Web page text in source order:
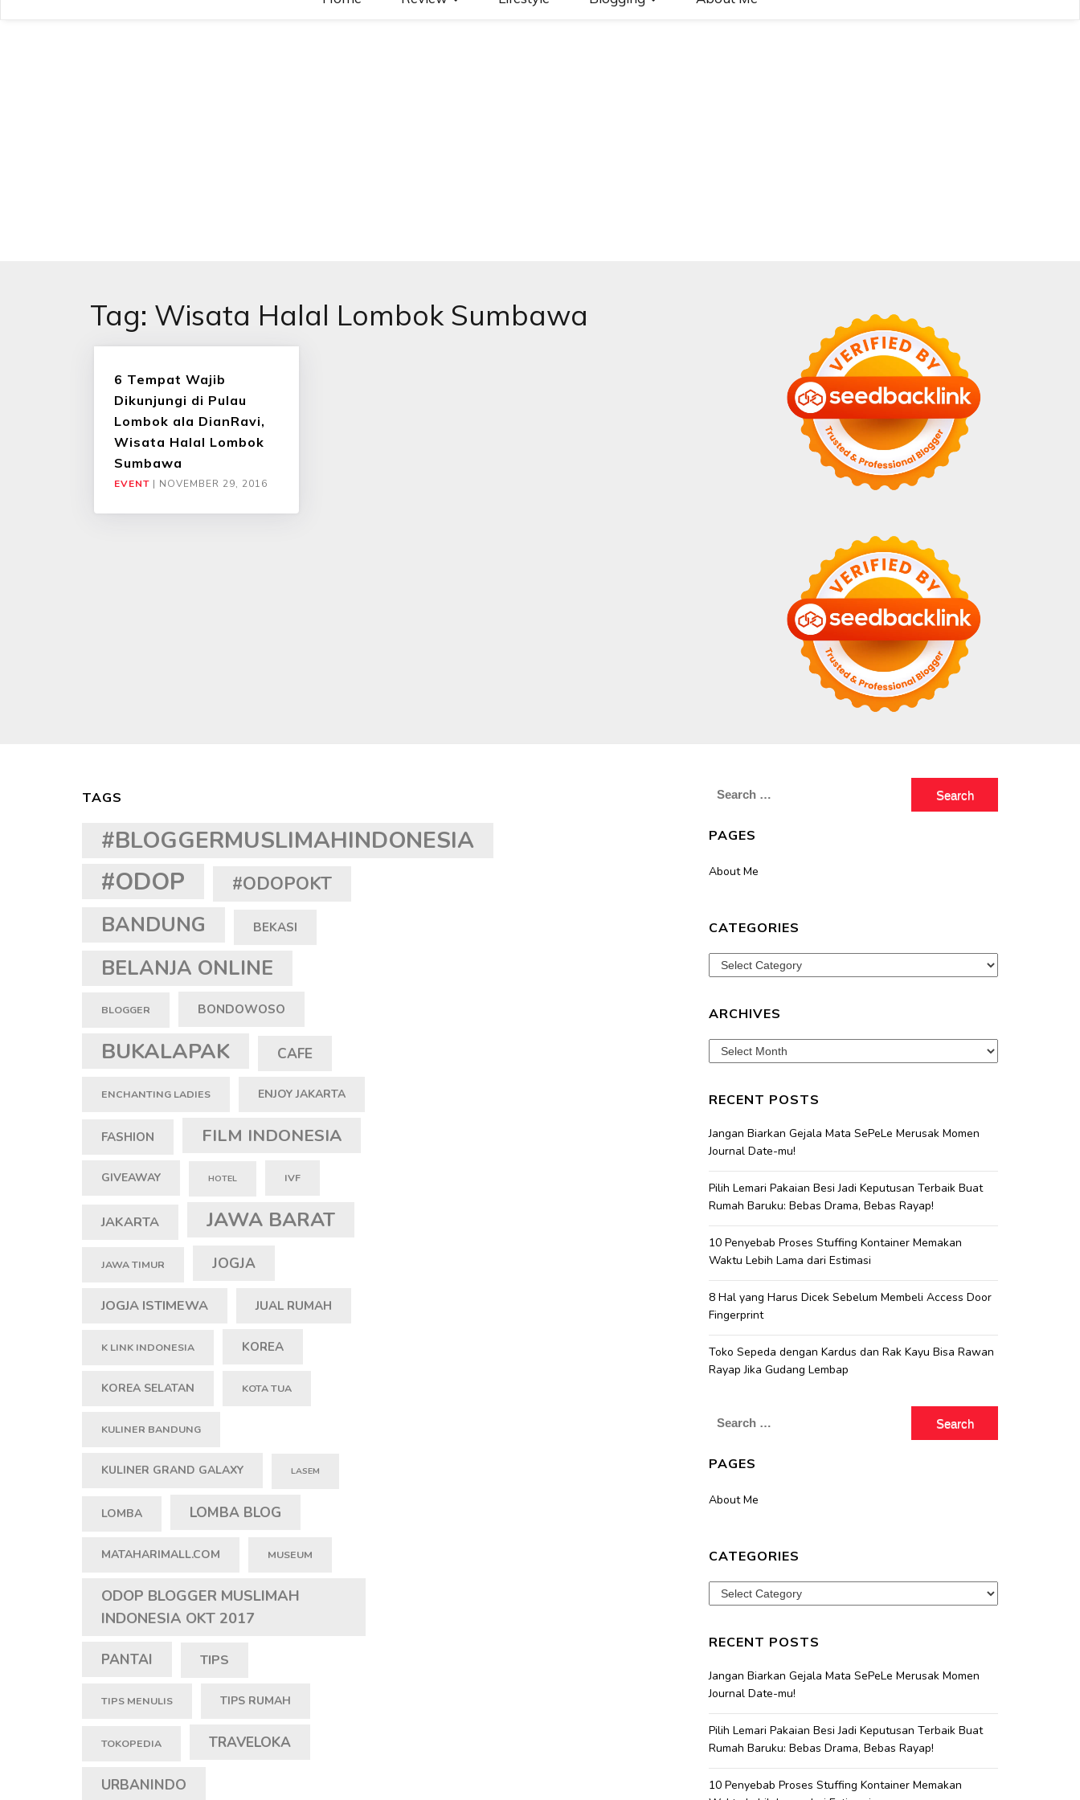
Tag: Wisata Halal Lombok Sumbawa
6 Tempat Wajib
Dikunjungi di Pulau
Lombok ala DianRavi,
Wisata Halal Lombok
Sumbawa
EVENT | NOVEMBER 29, 2016
TAGS
#BLOGGERMUSLIMAHINDONESIA
#ODOP #ODOPOKT
BANDUNG BEKASI
BELANJA ONLINE
BLOGGER BONDOWOSO
BUKALAPAK CAFE
ENCHANTING LADIES ENJOY JAKARTA
FASHION FILM INDONESIA
GIVEAWAY HOTEL IVF
JAKARTA JAWA BARAT
JAWA TIMUR JOGJA
JOGJA ISTIMEWA JUAL RUMAH
K LINK INDONESIA KOREA
KOREA SELATAN KOTA TUA
KULINER BANDUNG
KULINER GRAND GALAXY LASEM
LOMBA LOMBA BLOG
MATAHARIMALL.COM MUSEUM
ODOP BLOGGER MUSLIMAH
INDONESIA OKT 2017
PANTAI TIPS
TIPS MENULIS TIPS RUMAH
TOKOPEDIA TRAVELOKA
URBANINDO
Search
PAGES
About Me
CATEGORIES
Categories
ARCHIVES
Archives
RECENT POSTS
Jangan Biarkan Gejala Mata SePeLe Merusak Momen
Journal Date-mu!
Pilih Lemari Pakaian Besi Jadi Keputusan Terbaik Buat
Rumah Baruku: Bebas Drama, Bebas Rayap!
10 Penyebab Proses Stuffing Kontainer Memakan
Waktu Lebih Lama dari Estimasi
8 Hal yang Harus Dicek Sebelum Membeli Access Door
Fingerprint
Toko Sepeda dengan Kardus dan Rak Kayu Bisa Rawan
Rayap Jika Gudang Lembap
Search
PAGES
About Me
CATEGORIES
Categories
RECENT POSTS
Jangan Biarkan Gejala Mata SePeLe Merusak Momen
Journal Date-mu!
Pilih Lemari Pakaian Besi Jadi Keputusan Terbaik Buat
Rumah Baruku: Bebas Drama, Bebas Rayap!
10 Penyebab Proses Stuffing Kontainer Memakan